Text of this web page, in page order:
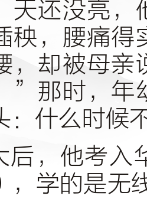
天还没亮，
秧，腰痛得
，却被母
”那时，年
：什么时候
后，他考入
，学的是无